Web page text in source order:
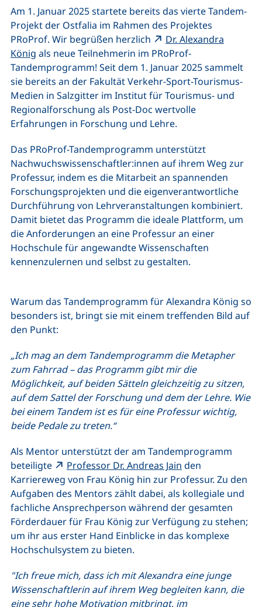
Am 1. Januar 2025 startete bereits das vierte Tandem-
Projekt der Ostfalia im Rahmen des Projektes
PRoProf. Wir begrüßen herzlich
Dr. Alexandra
König (externer Link, öffnet neues Fenster)
als neue Teilnehmerin im PRoProf-
Tandemprogramm! Seit dem 1. Januar 2025 sammelt
sie bereits an der Fakultät Verkehr-Sport-Tourismus-
Medien in Salzgitter im Institut für Tourismus- und
Regionalforschung als Post-Doc wertvolle
Erfahrungen in Forschung und Lehre.
Das PRoProf-Tandemprogramm unterstützt
Nachwuchswissenschaftler:innen auf ihrem Weg zur
Professur, indem es die Mitarbeit an spannenden
Forschungsprojekten und die eigenverantwortliche
Durchführung von Lehrveranstaltungen kombiniert.
Damit bietet das Programm die ideale Plattform, um
die Anforderungen an eine Professur an einer
Hochschule für angewandte Wissenschaften
kennenzulernen und selbst zu gestalten.
Warum das Tandemprogramm für Alexandra König so
besonders ist, bringt sie mit einem treffenden Bild auf
den Punkt:
„Ich mag an dem Tandemprogramm die Metapher
zum Fahrrad – das Programm gibt mir die
Möglichkeit, auf beiden Sätteln gleichzeitig zu sitzen,
auf dem Sattel der Forschung und dem der Lehre. Wie
bei einem Tandem ist es für eine Professur wichtig,
beide Pedale zu treten.“
Als Mentor unterstützt der am Tandemprogramm
beteiligte
Professor Dr. Andreas Jain (externer Link,
den
Karriereweg von Frau König hin zur Professur. Zu den
Aufgaben des Mentors zählt dabei, als kollegiale und
fachliche Ansprechperson während der gesamten
Förderdauer für Frau König zur Verfügung zu stehen;
um ihr aus erster Hand Einblicke in das komplexe
Hochschulsystem zu bieten.
"Ich freue mich, dass ich mit Alexandra eine junge
Wissenschaftlerin auf ihrem Weg begleiten kann, die
eine sehr hohe Motivation mitbringt, im